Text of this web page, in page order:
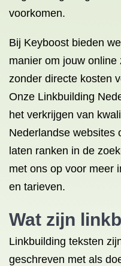
voorkomen.
Bij Keyboost bieden
manier om jouw
zonder directe kosten
Onze Linkbuilding
het verkrijgen van
Nederlandse websites
laten ranken in de
met ons op voor meer
en tarieven.
Wat zijn
Linkbuilding teksten
geschreven met als